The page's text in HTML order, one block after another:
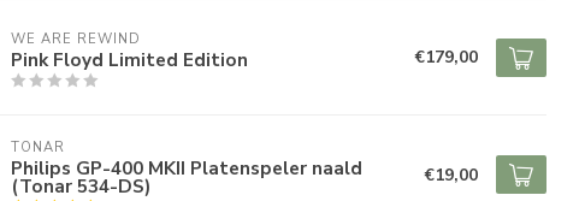
WE ARE REWIND
Pink Floyd Limited Edition €179,00
TONAR
Philips GP-400 MKII Platenspeler naald
(Tonar 534-DS) €19,00